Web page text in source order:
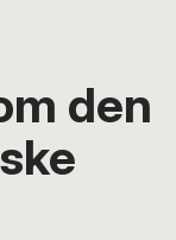
den